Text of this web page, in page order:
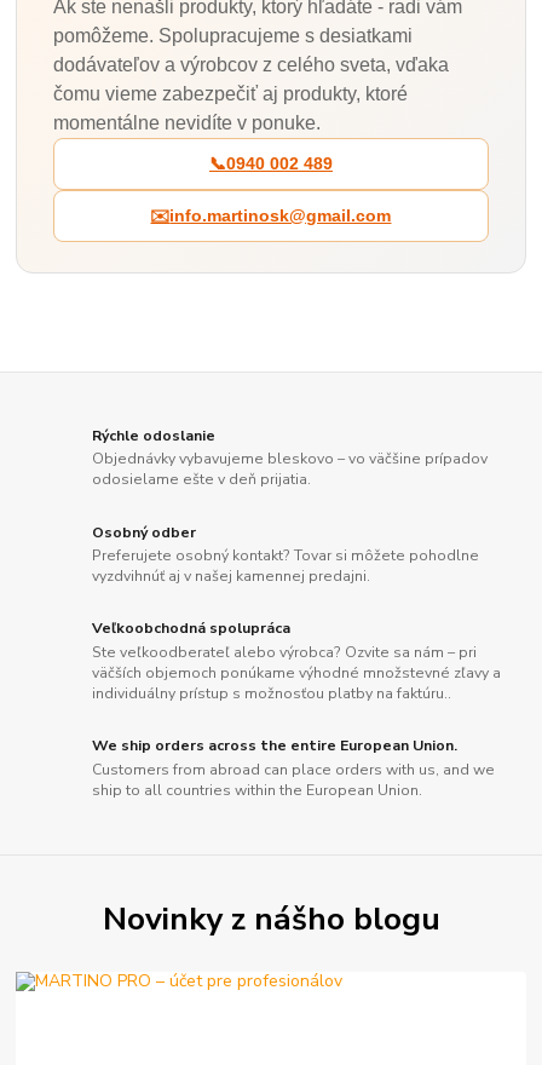
Ak ste nenašli produkty, ktorý hľadáte - radi vám
pomôžeme. Spolupracujeme s desiatkami
dodávateľov a výrobcov z celého sveta, vďaka
čomu vieme zabezpečiť aj produkty, ktoré
momentálne nevidíte v ponuke.
📞0940 002 489
✉️info.martinosk@gmail.com
Rýchle odoslanie
Objednávky vybavujeme bleskovo – vo väčšine prípadov
odosielame ešte v deň prijatia.
Osobný odber
Preferujete osobný kontakt? Tovar si môžete pohodlne
vyzdvihnúť aj v našej kamennej predajni.
Veľkoobchodná spolupráca
Ste veľkoodberateľ alebo výrobca? Ozvite sa nám – pri
väčších objemoch ponúkame výhodné množstevné zľavy a
individuálny prístup s možnosťou platby na faktúru..
We ship orders across the entire European Union.
Customers from abroad can place orders with us, and we
ship to all countries within the European Union.
Novinky z nášho blogu